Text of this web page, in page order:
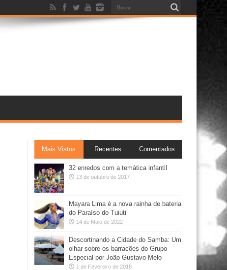
Mais Vistos Recentes Comentados
32 enredos com a temática infantil
13 de outubro de 2017
Mayara Lima é a nova rainha de bateria
do Paraíso do Tuiuti
14 de Maio de 2022
Descortinando a Cidade do Samba: Um
olhar sobre os barracões do Grupo
Especial por João Gustavo Melo
1 de Fevereiro de 2018